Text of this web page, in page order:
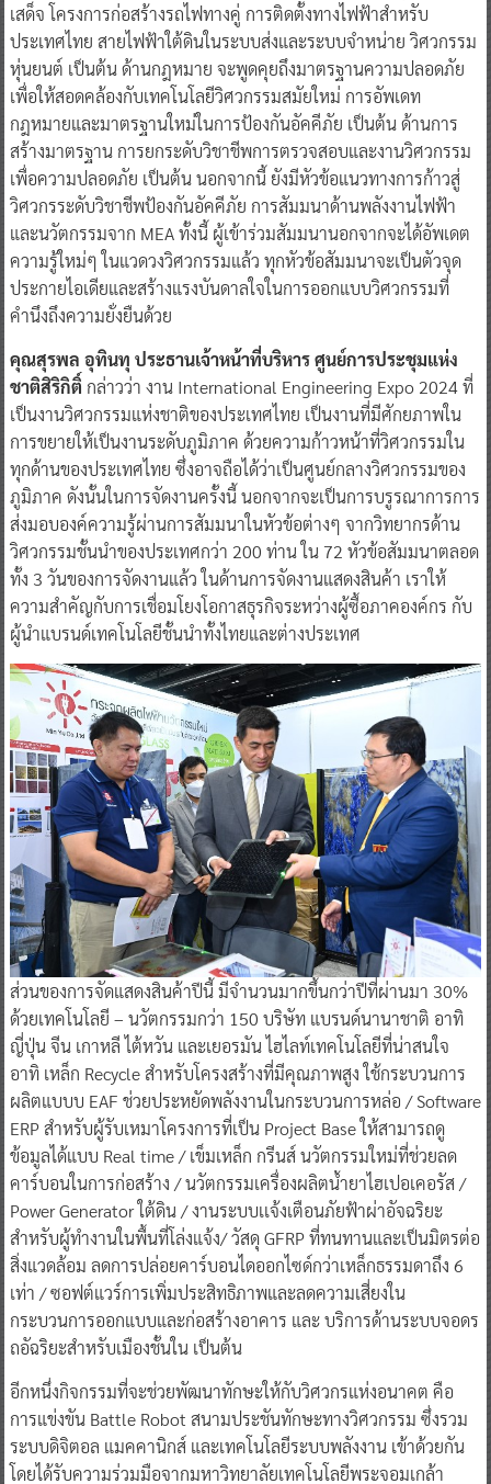
เสด็จ โครงการก่อสร้างรถไฟทางคู่ การติดตั้งทางไฟฟ้าสำหรับ
ประเทศไทย สายไฟฟ้าใต้ดินในระบบส่งและระบบจำหน่าย วิศวกรรม
หุ่นยนต์ เป็นต้น ด้านกฎหมาย จะพูดคุยถึงมาตรฐานความปลอดภัย
เพื่อให้สอดคล้องกับเทคโนโลยีวิศวกรรมสมัยใหม่ การอัพเดท
กฎหมายและมาตรฐานใหม่ในการป้องกันอัคคีภัย เป็นต้น ด้านการ
สร้างมาตรฐาน การยกระดับวิชาชีพการตรวจสอบและงานวิศวกรรม
เพื่อความปลอดภัย เป็นต้น นอกจากนี้ ยังมีหัวข้อแนวทางการก้าวสู่
วิศวกรระดับวิชาชีพป้องกันอัคคีภัย การสัมมนาด้านพลังงานไฟฟ้า
และนวัตกรรมจาก MEA ทั้งนี้ ผู้เข้าร่วมสัมมนานอกจากจะได้อัพเดต
ความรู้ใหม่ๆ ในแวดวงวิศวกรรมแล้ว ทุกหัวข้อสัมมนาจะเป็นตัวจุด
ประกายไอเดียและสร้างแรงบันดาลใจในการออกแบบวิศวกรรมที่
คำนึงถึงความยั่งยืนด้วย
คุณสุรพล อุทินทุ ประธานเจ้าหน้าที่บริหาร ศูนย์การประชุมแห่ง
ชาติสิริกิติ์ กล่าวว่า งาน International Engineering Expo 2024 ที่
เป็นงานวิศวกรรมแห่งชาติของประเทศไทย เป็นงานที่มีศักยภาพใน
การขยายให้เป็นงานระดับภูมิภาค ด้วยความก้าวหน้าที่วิศวกรรมใน
ทุกด้านของประเทศไทย ซึ่งอาจถือได้ว่าเป็นศูนย์กลางวิศวกรรมของ
ภูมิภาค ดังนั้นในการจัดงานครั้งนี้ นอกจากจะเป็นการบรูรณาการการ
ส่งมอบองค์ความรู้ผ่านการสัมมนาในหัวข้อต่างๆ จากวิทยากรด้าน
วิศวกรรมชั้นนำของประเทศกว่า 200 ท่าน ใน 72 หัวข้อสัมมนาตลอด
ทั้ง 3 วันของการจัดงานแล้ว ในด้านการจัดงานแสดงสินค้า เราให้
ความสำคัญกับการเชื่อมโยงโอกาสธุรกิจระหว่างผู้ซื้อภาคองค์กร กับ
ผู้นำแบรนด์เทคโนโลยีชั้นนำทั้งไทยและต่างประเทศ
ส่วนของการจัดแสดงสินค้าปีนี้ มีจำนวนมากขึ้นกว่าปีที่ผ่านมา 30%
ด้วยเทคโนโลยี – นวัตกรรมกว่า 150 บริษัท แบรนด์นานาชาติ อาทิ
ญี่ปุ่น จีน เกาหลี ไต้หวัน และเยอรมัน ไฮไลท์เทคโนโลยีที่น่าสนใจ
อาทิ เหล็ก Recycle สำหรับโครงสร้างที่มีคุณภาพสูง ใช้กระบวนการ
ผลิตแบบบ EAF ช่วยประหยัดพลังงานในกระบวนการหล่อ / Software
ERP สำหรับผู้รับเหมาโครงการที่เป็น Project Base ให้สามารถดู
ข้อมูลได้แบบ Real time / เข็มเหล็ก กรีนส์ นวัตกรรมใหม่ที่ช่วยลด
คาร์บอนในการก่อสร้าง / นวัตกรรมเครื่องผลิตนํ้ายาไฮเปอเคอรัส /
Power Generator ใต้ดิน / งานระบบเเจ้งเตือนภัยฟ้าผ่าอัจฉริยะ
สำหรับผู้ทำงานในพื้นที่โล่งแจ้ง/ วัสดุ GFRP ที่ทนทานและเป็นมิตรต่อ
สิ่งแวดล้อม ลดการปล่อยคาร์บอนไดออกไซด์กว่าเหล็กธรรมดาถึง 6
เท่า / ซอฟต์แวร์การเพิ่มประสิทธิภาพและลดความเสี่ยงใน
กระบวนการออกแบบและก่อสร้างอาคาร และ บริการด้านระบบจอดร
ถอัฉริยะสำหรับเมืองชั้นใน เป็นต้น
อีกหนึ่งกิจกรรมที่จะช่วยพัฒนาทักษะให้กับวิศวกรแห่งอนาคต คือ
การแข่งขัน Battle Robot สนามประชันทักษะทางวิศวกรรม ซึ่งรวม
ระบบดิจิตอล แมคคานิกส์ และเทคโนโลยีระบบพลังงาน เข้าด้วยกัน
โดยได้รับความร่วมมือจากมหาวิทยาลัยเทคโนโลยีพระจอมเกล้า